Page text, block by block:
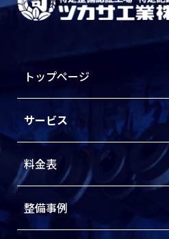
トップページ
サービス
料金表
整備事例